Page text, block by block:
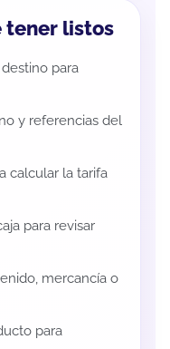
tener listos
para
y referencias del
calcular la tarifa
para revisar
mercancía o
para